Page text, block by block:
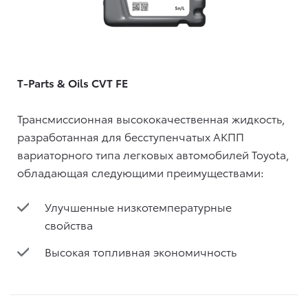
T-Parts & Oils CVT FE
Трансмиссионная высококачественная жидкость,
разработанная для бесступенчатых АКПП
вариаторного типа легковых автомобилей Toyota,
обладающая следующими преимуществами:
Улучшенные низкотемпературные
свойства
Высокая топливная экономичность